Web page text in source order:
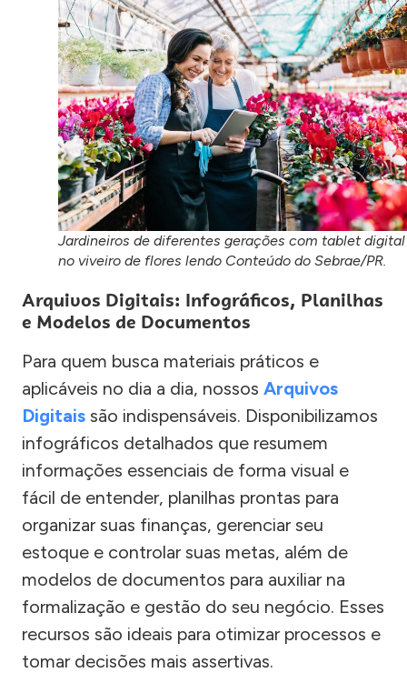
Jardineiros de diferentes gerações com tablet digital
no viveiro de flores lendo Conteúdo do Sebrae/PR.
Arquivos Digitais: Infográficos, Planilhas
e Modelos de Documentos
Para quem busca materiais práticos e
aplicáveis no dia a dia, nossos Arquivos
Digitais são indispensáveis. Disponibilizamos
infográficos detalhados que resumem
informações essenciais de forma visual e
fácil de entender, planilhas prontas para
organizar suas finanças, gerenciar seu
estoque e controlar suas metas, além de
modelos de documentos para auxiliar na
formalização e gestão do seu negócio. Esses
recursos são ideais para otimizar processos e
tomar decisões mais assertivas.